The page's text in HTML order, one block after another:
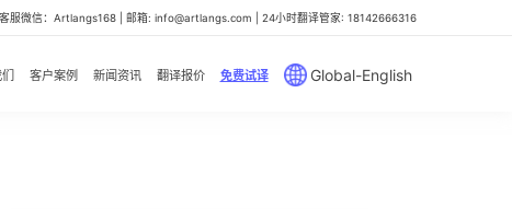
服微信：Artlangs168 | 邮箱: info@artlangs.com | 24小时翻译管家: 18142666316
客户案例 新闻资讯 翻译报价 免费试译 Global-English